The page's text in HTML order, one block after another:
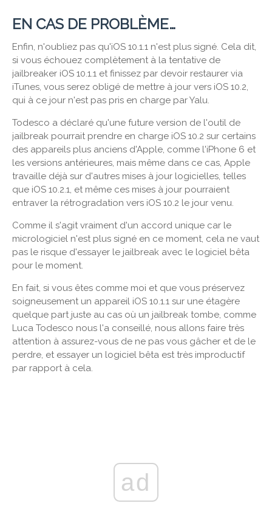
EN CAS DE PROBLÈME…
Enfin, n'oubliez pas qu'iOS 10.1.1 n'est plus signé. Cela dit,
si vous échouez complètement à la tentative de
jailbreaker iOS 10.1.1 et finissez par devoir restaurer via
iTunes, vous serez obligé de mettre à jour vers iOS 10.2,
qui à ce jour n'est pas pris en charge par Yalu.
Todesco a déclaré qu'une future version de l'outil de
jailbreak pourrait prendre en charge iOS 10.2 sur certains
des appareils plus anciens d'Apple, comme l'iPhone 6 et
les versions antérieures, mais même dans ce cas, Apple
travaille déjà sur d'autres mises à jour logicielles, telles
que iOS 10.2.1, et même ces mises à jour pourraient
entraver la rétrogradation vers iOS 10.2 le jour venu.
Comme il s'agit vraiment d'un accord unique car le
micrologiciel n'est plus signé en ce moment, cela ne vaut
pas le risque d'essayer le jailbreak avec le logiciel bêta
pour le moment.
En fait, si vous êtes comme moi et que vous préservez
soigneusement un appareil iOS 10.1.1 sur une étagère
quelque part juste au cas où un jailbreak tombe, comme
Luca Todesco nous l'a conseillé, nous allons faire très
attention à assurez-vous de ne pas vous gâcher et de le
perdre, et essayer un logiciel bêta est très improductif
par rapport à cela.
ad